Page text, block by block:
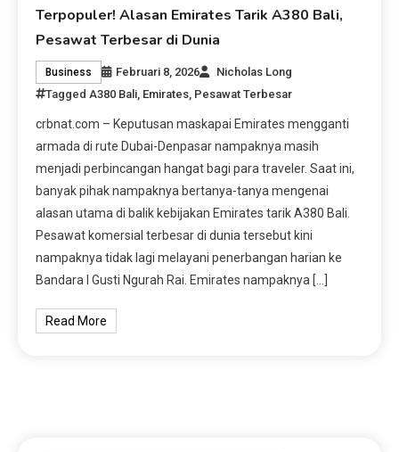
Terpopuler! Alasan Emirates Tarik A380 Bali,
Pesawat Terbesar di Dunia
Business Februari 8, 2026
Nicholas Long
Tagged A380 Bali Emirates Pesawat Terbesar
crbnat.com – Keputusan maskapai Emirates mengganti
armada di rute Dubai-Denpasar nampaknya masih
menjadi perbincangan hangat bagi para traveler. Saat ini,
banyak pihak nampaknya bertanya-tanya mengenai
alasan utama di balik kebijakan Emirates tarik A380 Bali.
Pesawat komersial terbesar di dunia tersebut kini
nampaknya tidak lagi melayani penerbangan harian ke
Bandara I Gusti Ngurah Rai. Emirates nampaknya […]
Read More